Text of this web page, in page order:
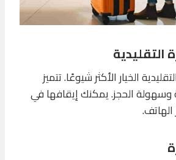
الخيار الأكثر شيوعًا. تتميز
وسهولة الحجز. يمكنك إيقافها في
الهاتف.